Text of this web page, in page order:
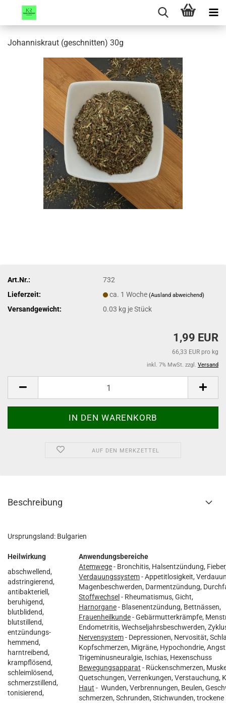
Johanniskraut (geschnitten) 30g
Art.Nr.:
732
Lieferzeit:
ca. 1 Woche(Ausland abweichend)
Versandgewicht: 0.03 kg je Stück
1,99 EUR
66,33 EUR pro kg
inkl. 7% MwSt. zzgl. Versand
AUF DEN MERKZETTEL
Beschreibung
Ursprungsland: Bulgarien
Heilwirkung
Anwendungsbereiche
abschwellend,
adstringierend,
antibakteriell,
beruhigend,
blutblidend,
blutstillend,
entzündungs-
hemmend,
harntreibend,
krampflösend,
schleimlösend,
schmerzstillend,
tonisierend,
Atemwege- Bronchitis, Halsentzündung,
Verdauungssystem- Appetitlosigkeit,
Magenbeschwerden, Darmentzündung,
Stoffwechsel - Rheumatismus, Gicht,
Harnorgane- Blasenentzündung, Bettnässen,
Frauenheilkunde- Gebärmutterkrämpfe,
Endometritis, Wechseljahrsbeschwerden,
Nervensystem- Depressionen, Nervosität,
Kopfschmerzen, Migräne, Hypochondrie,
Trigeminusneuralgie, Ischias, Hexenschuss
Bewegungsapparat - Rückenschmerzen,
Quetschungen, Verrenkungen, Verstauchung,
Haut - Wunden, Verbrennungen, Beulen,
schmerzen, Schrunden, Stichwunden,